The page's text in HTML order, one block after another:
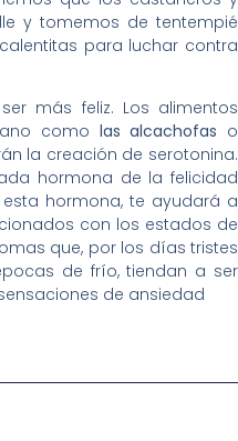
y tomemos de tentempié
para luchar contra
más feliz. Los alimentos
como las alcachofas o
la creación de serotonina.
hormona de la felicidad
hormona, te ayudará a
con los estados de
que, por los días tristes
de frío, tiendan a ser
de ansiedad